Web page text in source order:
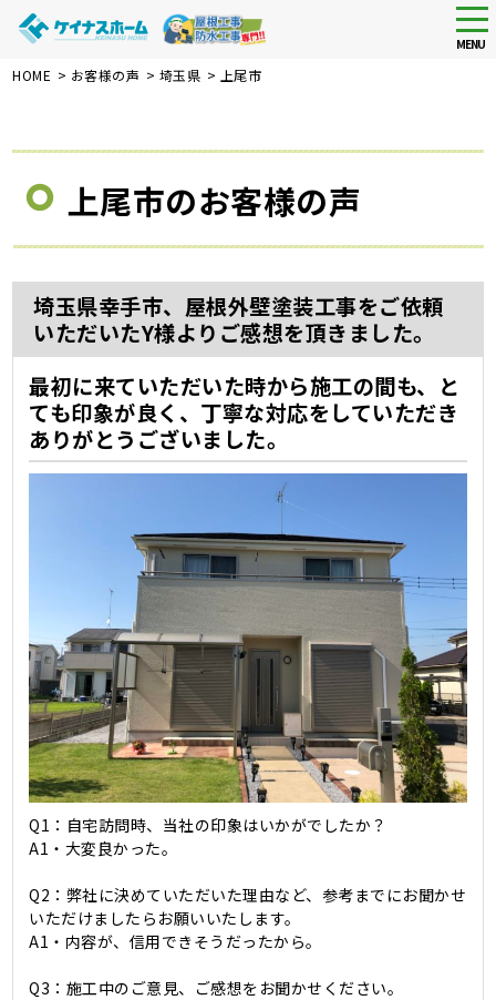
Skip
MENU
HOME > お客様の声 > 埼玉県 > 上尾市
上尾市のお客様の声
埼玉県幸手市、屋根外壁塗装工事をご依頼
いただいたY様よりご感想を頂きました。
最初に来ていただいた時から施工の間も、と
ても印象が良く、丁寧な対応をしていただき
ありがとうございました。
Q1：自宅訪問時、当社の印象はいかがでしたか？
A1・大変良かった。
Q2：弊社に決めていただいた理由など、参考までにお聞かせ
いただけましたらお願いいたします。
A1・内容が、信用できそうだったから。
Q3：施工中のご意見、ご感想をお聞かせください。